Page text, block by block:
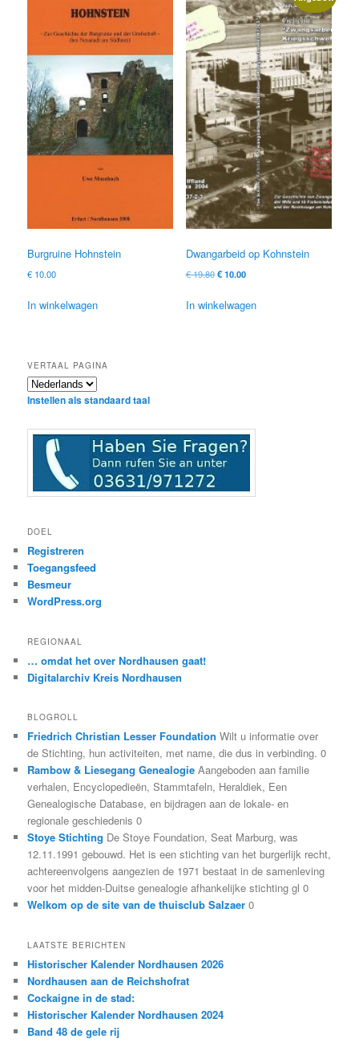
Burgruine Hohnstein
€ 10.00
In winkelwagen
Dwangarbeid op Kohnstein
€19.80 Oorspronkelijke
was:
€10.00Huidige
is:
In winkelwagen
VERTAAL PAGINA
Instellen als standaard taal
DOEL
Registreren
Toegangsfeed
Besmeur
WordPress.org
REGIONAAL
… omdat het over Nordhausen gaat!
Digitalarchiv Kreis Nordhausen
BLOGROLL
Friedrich Christian Lesser Foundation Wilt u informatie over
de Stichting, hun activiteiten, met name, die dus in verbinding. 0
Rambow & Liesegang Genealogie Aangeboden aan familie
verhalen, Encyclopedieën, Stammtafeln, Heraldiek, Een
Genealogische Database, en bijdragen aan de lokale- en
regionale geschiedenis 0
Stoye Stichting De Stoye Foundation, Seat Marburg, was
12.11.1991 gebouwd. Het is een stichting van het burgerlijk recht,
achtereenvolgens aangezien de 1971 bestaat in de samenleving
voor het midden-Duitse genealogie afhankelijke stichting gl 0
Welkom op de site van de thuisclub Salzaer 0
LAATSTE BERICHTEN
Historischer Kalender Nordhausen 2026
Nordhausen aan de Reichshofrat
Cockaigne in de stad:
Historischer Kalender Nordhausen 2024
Band 48 de gele rij